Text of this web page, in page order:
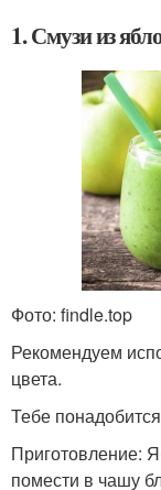
1. Смузи из
Фото: findle.top
Рекомендуем
цвета.
Тебе
Приготовление:
помести в чашу